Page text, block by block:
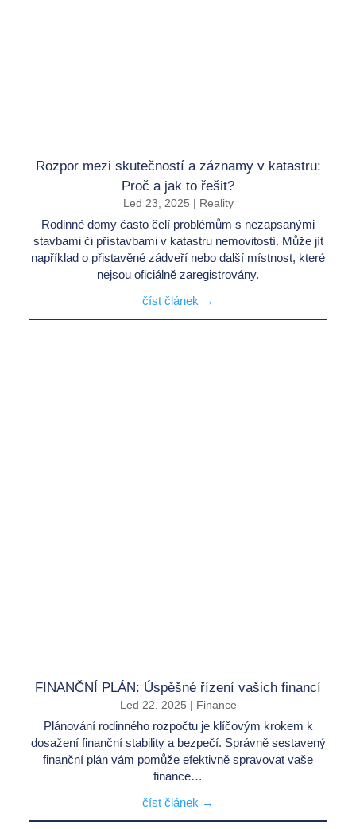
Rozpor mezi skutečností a záznamy v katastru:
Proč a jak to řešit?
Led 23, 2025 | Reality
Rodinné domy často čelí problémům s nezapsanými
stavbami či přístavbami v katastru nemovitostí. Může jít
například o přistavěné zádveří nebo další místnost, které
nejsou oficiálně zaregistrovány.
číst článek →
FINANČNÍ PLÁN: Úspěšné řízení vašich financí
Led 22, 2025 | Finance
Plánování rodinného rozpočtu je klíčovým krokem k
dosažení finanční stability a bezpečí. Správně sestavený
finanční plán vám pomůže efektivně spravovat vaše
finance…
číst článek →